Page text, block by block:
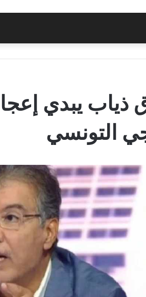
ذياب يبدي
التونسي